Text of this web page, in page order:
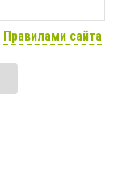
Правилами сайта